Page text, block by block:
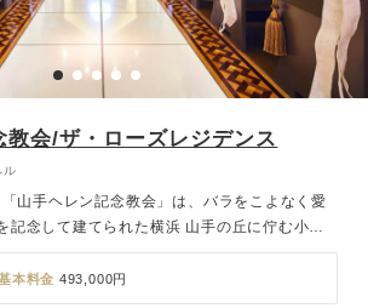
教会/ザ・ローズレジデンス
ル
山手ヘレン記念教会」は、バラをこよなく愛
記念して建てられた横浜 山手の丘に佇む小さ
あいだ、たくさんの誓いが交わされ、現在ま
ップルを祝福してきた歴史ある教会です。優
心に満ちたこの場所で、これからもずっと、か
本料金 493,000円